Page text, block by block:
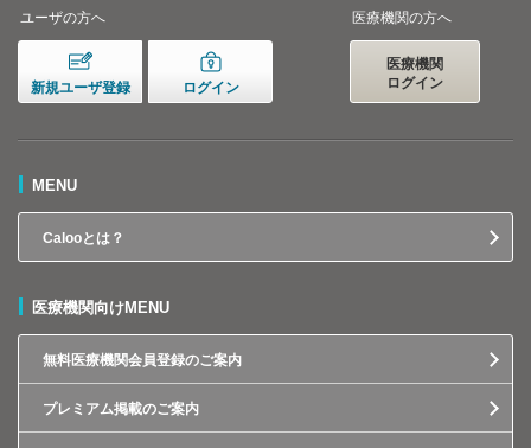
ユーザの方へ
新規ユーザ登録 ログイン
医療機関の方へ
医療機関
ログイン
MENU
Calooとは？
医療機関向けMENU
無料医療機関会員登録のご案内
プレミアム掲載のご案内